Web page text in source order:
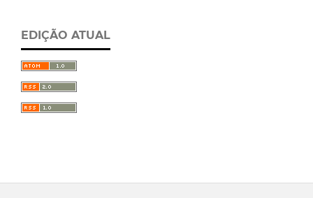
EDIÇÃO ATUAL